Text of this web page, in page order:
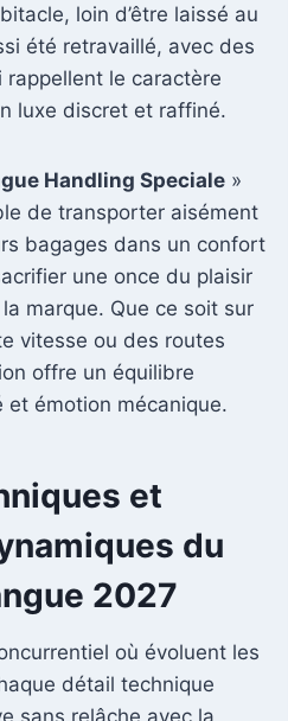
loin d’être laissé au
été retravaillé, avec des
le caractère
luxe discret et raffiné.
Handling Speciale »
de transporter aisément
bagages dans un confort
une once du plaisir
marque. Que ce soit sur
vitesse ou des routes
offre un équilibre
émotion mécanique.
et
du
2027
où évoluent les
détail technique
sans relâche avec la